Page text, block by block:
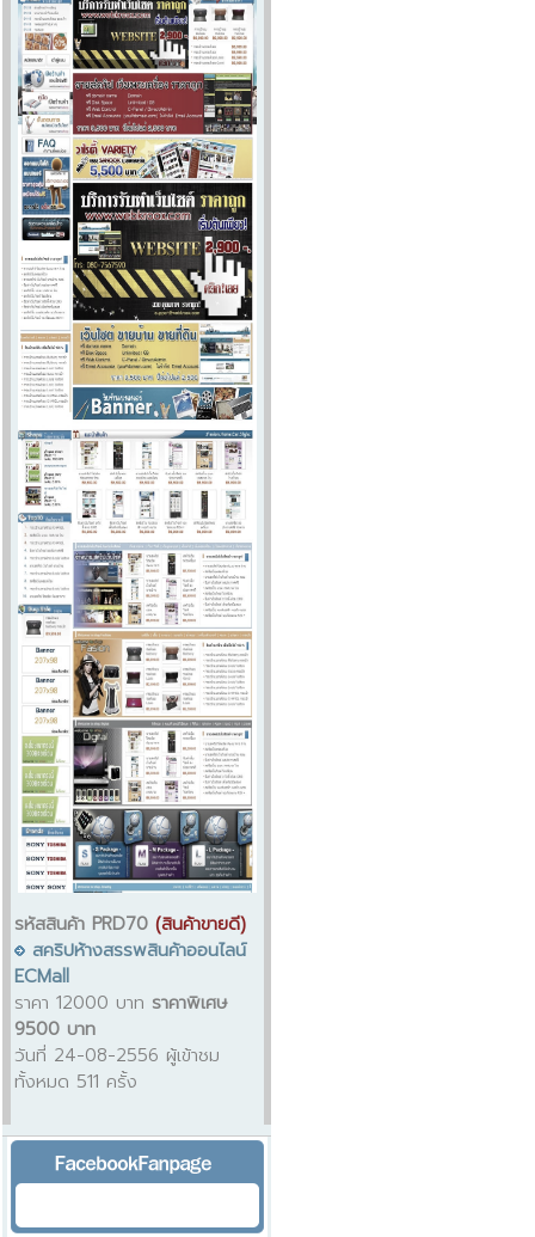
รหัสสินค้า PRD70 (สินค้าขายดี)
สคริปห้างสรรพสินค้าออนไลน์
ECMall
ราคา 12000 บาท ราคาพิเศษ
9500 บาท
วันที่ 24-08-2556 ผู้เข้าชม
ทั้งหมด 511 ครั้ง